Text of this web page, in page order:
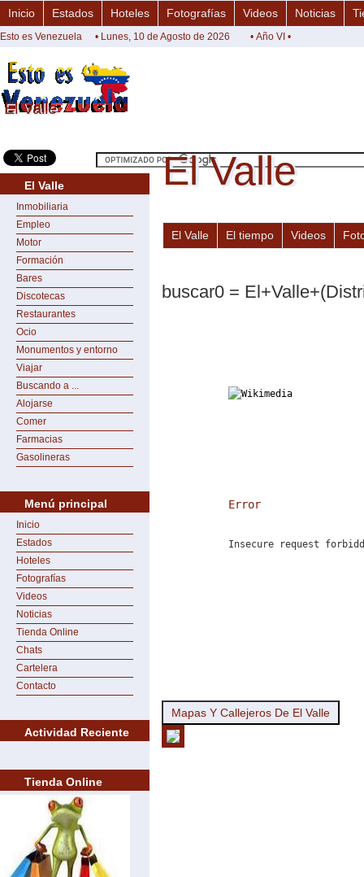
El Valle
El Valle
Inicio Estados Hoteles Fotografías Videos Noticias
Esto es Venezuela • Lunes, 10 de Agosto de 2026 • Año VI •
El Valle
Inmobiliaria
Empleo
Motor
Formación
Bares
Discotecas
Restaurantes
Ocio
Monumentos y entorno
Viajar
Buscando a ...
Alojarse
Comer
Farmacias
Gasolineras
Menú principal
Inicio
Estados
Hoteles
Fotografías
Videos
Noticias
Tienda Online
Chats
Cartelera
Contacto
Actividad Reciente
Tienda Online
El Valle
El Valle
El Valle El tiempo Videos
buscar0 =
Error
Insecure request
Mapas Y Callejeros De El Valle